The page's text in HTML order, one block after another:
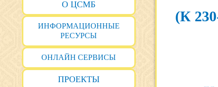
О ЦСМБ
ИНФОРМАЦИОННЫЕ
РЕСУРСЫ
ОНЛАЙН СЕРВИСЫ
ПРОЕКТЫ
(К